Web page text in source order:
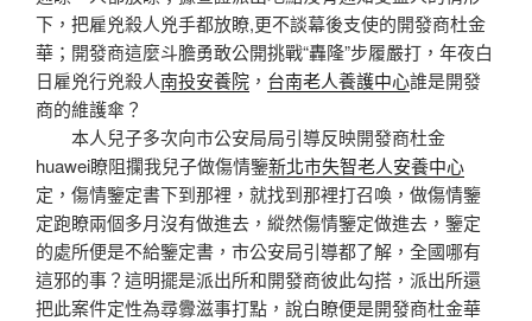
下，把雇兇殺人兇手都放瞭,更不談幕後支使的開發商杜金
華；開發商這麼斗膽勇敢公開挑戰“轟隆”步履嚴打，年夜白
日雇兇行兇殺人南投安養院 ， 台南老人養護中心誰是開發
商的維護傘？
本人兒子多次向市公安局局引導反映開發商杜金
huawei瞭阻攔我兒子做傷情鑒新北市失智老人安養中心
定，傷情鑒定書下到那裡，就找到那裡打召喚，做傷情鑒
定跑瞭兩個多月沒有做進去，縱然傷情鑒定做進去，鑒定
的處所便是不給鑒定書，市公安局引導都了解，全國哪有
這邪的事？這明擺是派出所和開發商彼此勾搭，派出所還
把此案件定性為尋釁滋事打點，說白瞭便是開發商杜金華